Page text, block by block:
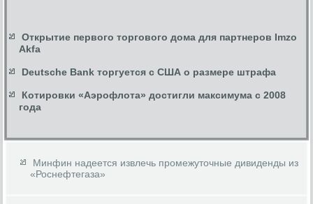
Открытие первого торгового дома для партнеров Imzo
Akfa
Deutsche Bank торгуется с США о размере штрафа
Котировки «Аэрофлота» достигли максимума с 2008
года
Минфин надеется извлечь промежуточные дивиденды из
«Роснефтегаза»